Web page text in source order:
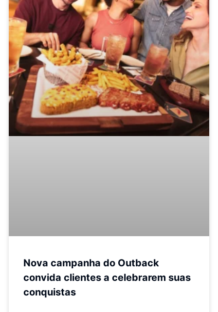
Nova campanha do Outback
convida clientes a celebrarem suas
conquistas